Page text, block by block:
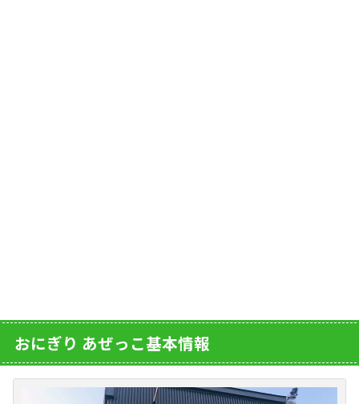
おにぎり あぜっこ基本情報